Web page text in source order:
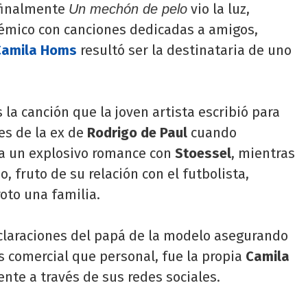
Un mechón de pelo vio la luz,
con canciones dedicadas a amigos,
Homs resultó ser la destinataria de uno
la canción que la joven artista escribió para
de la ex de Rodrigo de Paul cuando
explosivo romance con Stoessel, mientras
fruto de su relación con el futbolista,
una familia.
del papá de la modelo asegurando
comercial que personal, fue la propia Camila
a través de sus redes sociales.